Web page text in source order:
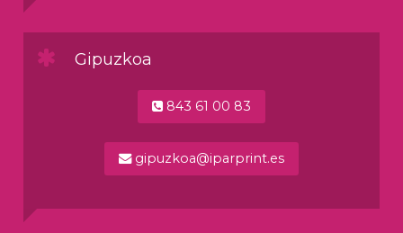
Gipuzkoa
843 61 00 83
gipuzkoa@iparprint.es